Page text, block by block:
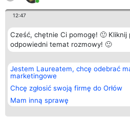
12:47
Cześć, chętnie Ci pomogę! 🙂 Kliknij
odpowiedni temat rozmowy! 🙂
Jestem Laureatem, chcę odebrać
marketingowe
Chcę zgłosić swoją firmę do Orłów
Mam inną sprawę
Organizator plebiscytu
Bright Side Solutions sp. z o.
o. sp. k.
ul. Ruska 22
Wrocław 50-079
KRS 0000749100 | Regon
381313360 | NIP 8943132676
Plebiscyt
Laureaci
wszystkich
Laureatów
Regulamin